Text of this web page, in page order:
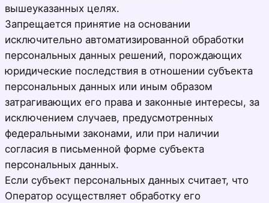
вышеуказанных целях.
Запрещается принятие на основании
исключительно автоматизированной обработки
персональных данных решений, порождающих
юридические последствия в отношении субъекта
персональных данных или иным образом
затрагивающих его права и законные интересы, за
исключением случаев, предусмотренных
федеральными законами, или при наличии
согласия в письменной форме субъекта
персональных данных.
Если субъект персональных данных считает, что
Оператор осуществляет обработку его